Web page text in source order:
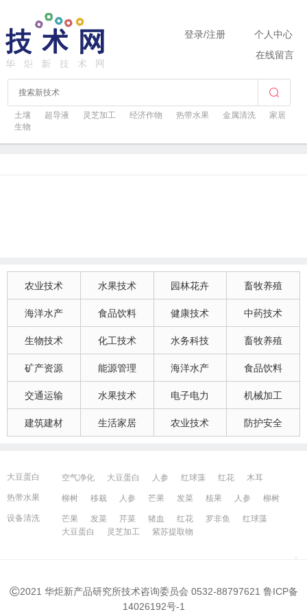
土壤 超导液 灵芝加工 经济作物 热带水果 金属清洗
家居
生物
登录/注册
个人中心
在线留言
农业技术 水果技术 园林花卉 畜牧养殖
海洋水产 食品饮料 健康技术 中药技术
生物技术 化工技术 水务科技 畜牧养殖
矿产资源 能源管理 海洋水产 食品饮料
交通运输 水果技术 电子电力 机械加工
建筑建材 生活家居 农业技术 防护安全
大豆蛋白 空气净化 大豆蛋白 人参 红球藻 红花
木耳
红花
芒果 红球藻 芹菜 养鸭 芒果 芹菜
热带水果 柳树 移栽 人参 芒果 发菜 核果 人参
柳树
大豆蛋白
人参 发菜 猪血 红花 柳树
发菜
宁波百姓网
镇江百姓网 湖州百姓网
设备清洗 芒果 发菜 芹菜 猪血 红花 罗非鱼
红球藻
大豆蛋白
灵芝加工 紫苏提取物
©2021 华炬新产品研究所技术咨询委员会 0532-88797621 鲁ICP备
14026192号-1